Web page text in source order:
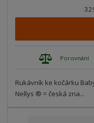
Porovnání
Rukávník ke kočárku
Nellys ® = česká zna...